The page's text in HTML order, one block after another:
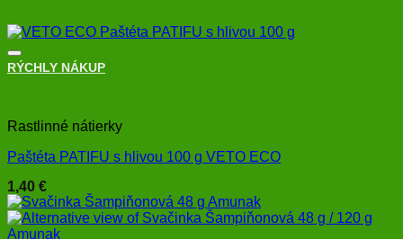
+
RÝCHLY NÁKUP
Rastlinné nátierky
Paštéta PATIFU s hlivou 100 g VETO ECO
1,40 €